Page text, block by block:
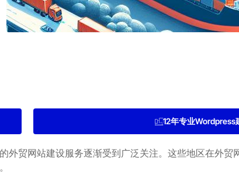
12年专业Wordpress
贸网站建设服务逐渐受到广泛关注。这些地区在外贸